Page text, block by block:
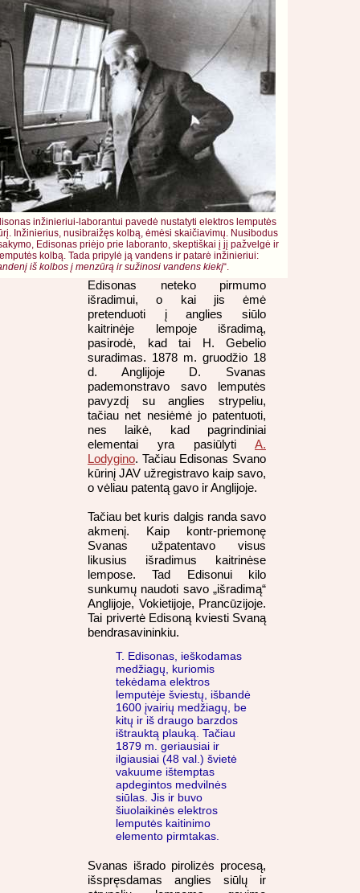
inžinieriui-laborantui pavedė nustatyti elektros lemputės
Inžinierius, nusibraižęs kolbą, ėmėsi skaičiavimų. Nusibodus
Edisonas priėjo prie laboranto, skeptiškai į jį pažvelgė ir
kolbą. Tada pripylė ją vandens ir patarė inžinieriui:
iš kolbos į menzūrą ir sužinosi vandens kiekį“.
Edisonas neteko pirmumo
išradimui, o kai jis ėmė
pretenduoti į anglies siūlo
kaitrinėje lempoje išradimą,
pasirodė, kad tai H. Gebelio
suradimas. 1878 m. gruodžio 18
d. Anglijoje D. Svanas
pademonstravo savo lemputės
pavyzdį su anglies strypeliu,
tačiau net nesiėmė jo patentuoti,
nes laikė, kad pagrindiniai
elementai yra pasiūlyti A.
Lodygino. Tačiau Edisonas Svano
kūrinį JAV užregistravo kaip savo,
o vėliau patentą gavo ir Anglijoje.
Tačiau bet kuris dalgis randa savo
akmenį. Kaip kontr-priemonę
Svanas užpatentavo visus
likusius išradimus kaitrinėse
lempose. Tad Edisonui kilo
sunkumų naudoti savo „išradimą“
Anglijoje, Vokietijoje, Prancūzijoje.
Tai privertė Edisoną kviesti Svaną
bendrasavininkiu.
T. Edisonas, ieškodamas
medžiagų, kuriomis
tekėdama elektros
lemputėje šviestų, išbandė
1600 įvairių medžiagų, be
kitų ir iš draugo barzdos
ištrauktą plauką. Tačiau
1879 m. geriausiai ir
ilgiausiai (48 val.) švietė
vakuume ištemptas
apdegintos medvilnės
siūlas. Jis ir buvo
šiuolaikinės elektros
lemputės kaitinimo
elemento pirmtakas.
Svanas išrado pirolizės procesą,
išspręsdamas anglies siūlų ir